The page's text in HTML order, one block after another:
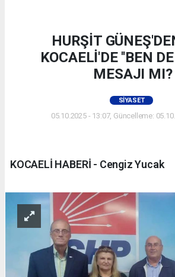
HURŞİT
KOCAELİ'DE ''BEN
MESAJI MI?
SIYASET
05.10.2025 - 13:07, Güncelleme:
KOCAELİ HABERİ - Cengiz Yucak